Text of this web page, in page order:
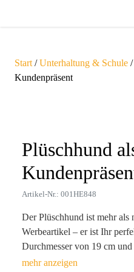
Start /Unterhaltung & Schule /
Kundenpräsent
Plüschhund
Artikel-Nr.: 001HE848
Der Plüschhund ist mehr als
Werbeartikel – er ist Ihr
Durchmesser von 19 cm
fügt er sich mühelos in jede